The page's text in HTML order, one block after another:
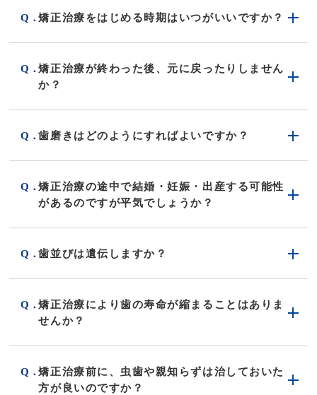
矯正治療をはじめる時期はいつがいいですか？
矯正治療が終わった後、元に戻ったりしません
か？
歯磨きはどのようにすればよいですか？
矯正治療の途中で結婚・妊娠・出産する可能性
があるのですが平気でしょうか？
歯並びは遺伝しますか？
矯正治療により歯の寿命が縮まることはありま
せんか？
矯正治療前に、虫歯や親知らずは治しておいた
方が良いのですか？